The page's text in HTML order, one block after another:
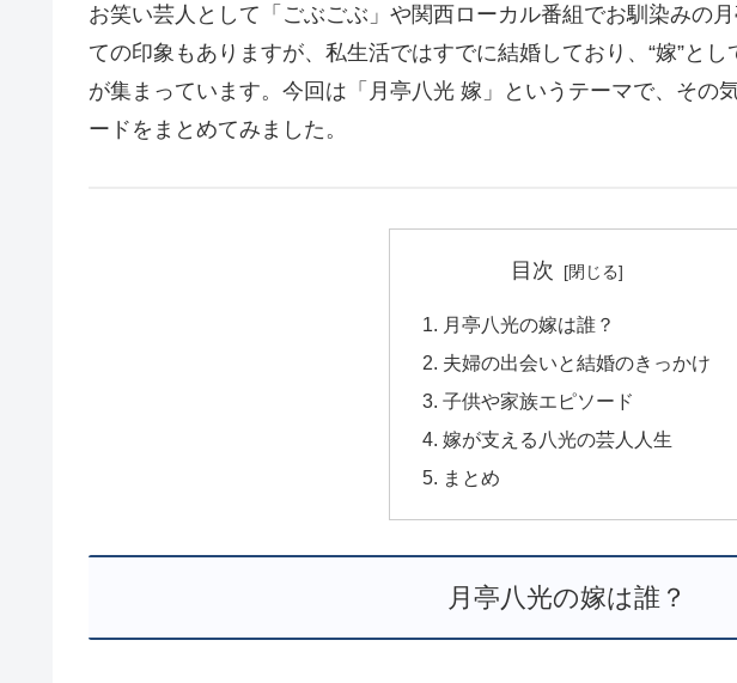
お笑い芸人として「ごぶごぶ」や関西ローカル番組でお馴染みの
ての印象もありますが、私生活ではすでに結婚しており、“嫁”と
が集まっています。今回は「月亭八光 嫁」というテーマで、その
ードをまとめてみました。
目次
月亭八光の嫁は誰？
夫婦の出会いと結婚のきっかけ
子供や家族エピソード
嫁が支える八光の芸人人生
まとめ
月亭八光の嫁は誰？